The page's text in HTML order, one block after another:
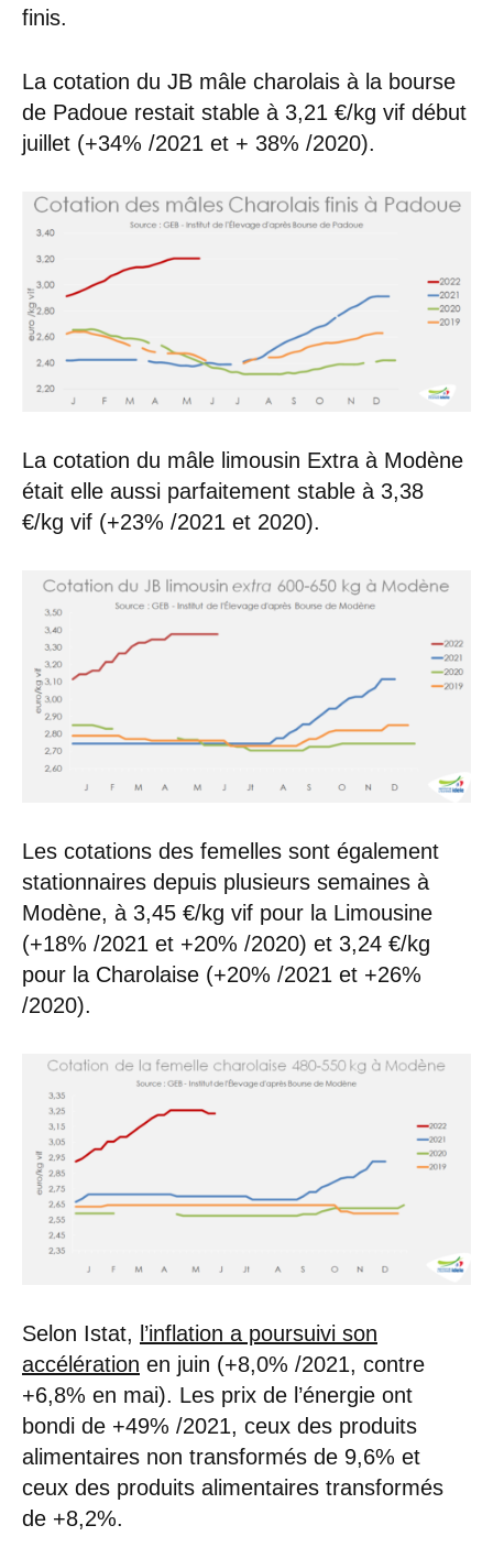
finis.
La cotation du JB mâle charolais à la bourse
de Padoue restait stable à 3,21 €/kg vif début
juillet (+34% /2021 et + 38% /2020).
La cotation du mâle limousin Extra à Modène
était elle aussi parfaitement stable à 3,38
€/kg vif (+23% /2021 et 2020).
Les cotations des femelles sont également
stationnaires depuis plusieurs semaines à
Modène, à 3,45 €/kg vif pour la Limousine
(+18% /2021 et +20% /2020) et 3,24 €/kg
pour la Charolaise (+20% /2021 et +26%
/2020).
Selon Istat, l’inflation a poursuivi son
accélération en juin (+8,0% /2021, contre
+6,8% en mai). Les prix de l’énergie ont
bondi de +49% /2021, ceux des produits
alimentaires non transformés de 9,6% et
ceux des produits alimentaires transformés
de +8,2%.